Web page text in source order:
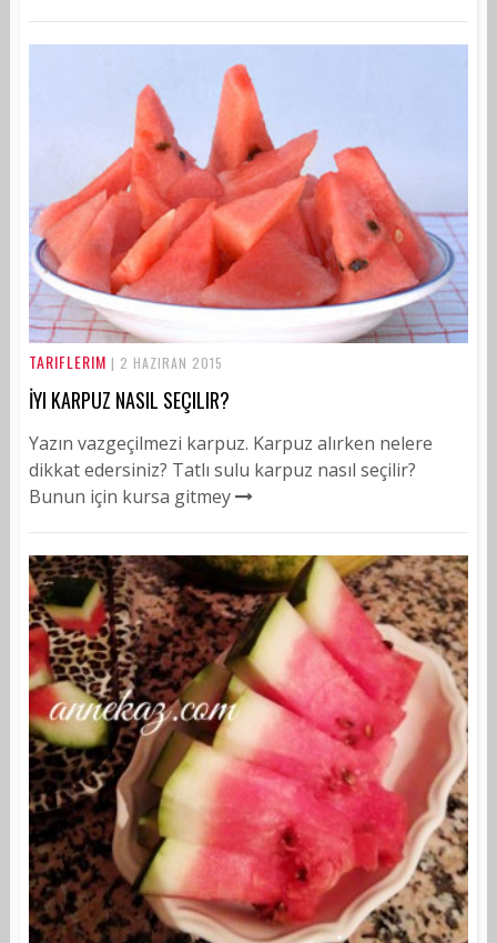
TARIFLERIM | 2 HAZIRAN 2015
İYI KARPUZ NASIL SEÇILIR?
Yazın vazgeçilmezi karpuz. Karpuz alırken nelere
dikkat edersiniz? Tatlı sulu karpuz nasıl seçilir?
Bunun için kursa gitmey